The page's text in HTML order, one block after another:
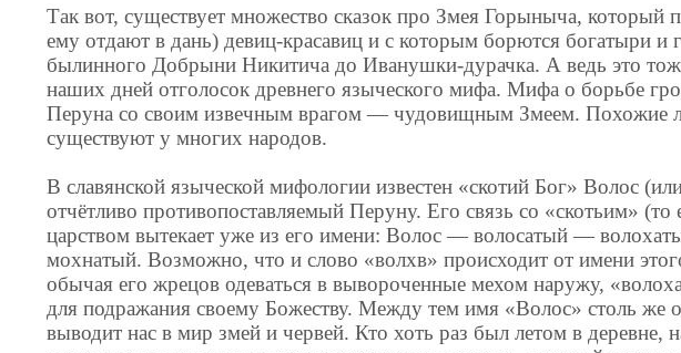
Так вот, существует множество сказок про Змея Горыныча, который
ему отдают в дань) девиц-красавиц и с которым борются богатыри и
былинного Добрыни Никитича до Иванушки-дурачка. А ведь это
наших дней отголосок древнего языческого мифа. Мифа о борьбе
Перуна со своим извечным врагом — чудовищным Змеем. Похожие
существуют у многих народов.
В славянской языческой мифологии известен «скотий Бог» Волос
отчётливо противопоставляемый Перуну. Его связь со «скотьим»
царством вытекает уже из его имени: Волос — волосатый —
мохнатый. Возможно, что и слово «волхв» происходит от имени
обычая его жрецов одеваться в вывороченные мехом наружу,
для подражания своему Божеству. Между тем имя «Волос» столь же
выводит нас в мир змей и червей. Кто хоть раз был летом в деревне,